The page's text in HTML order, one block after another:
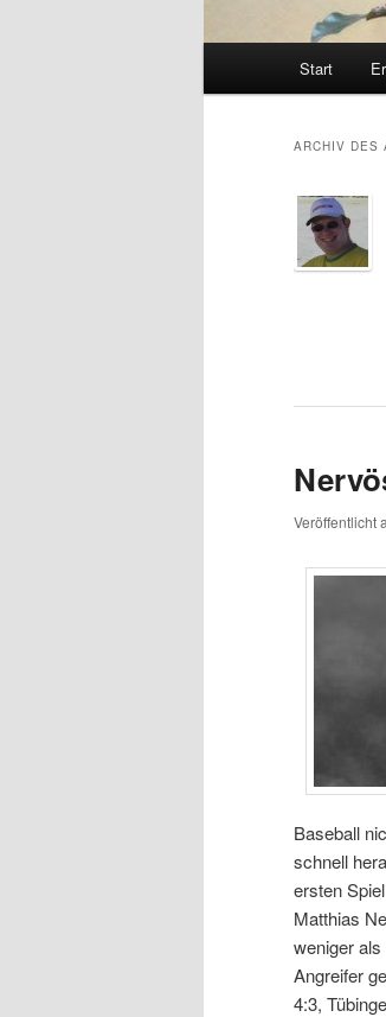
Start
ARCHIV DES
Veröffentlicht
Baseball
schnell
ersten
Matthias
weniger
Angreifer
4:3,